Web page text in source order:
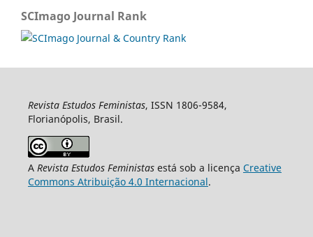
SCImago Journal Rank
Revista Estudos Feministas, ISSN 1806-9584,
Florianópolis, Brasil.
A Revista Estudos Feministasestá sob a licença Creative
Commons Atribuição 4.0 Internacional.